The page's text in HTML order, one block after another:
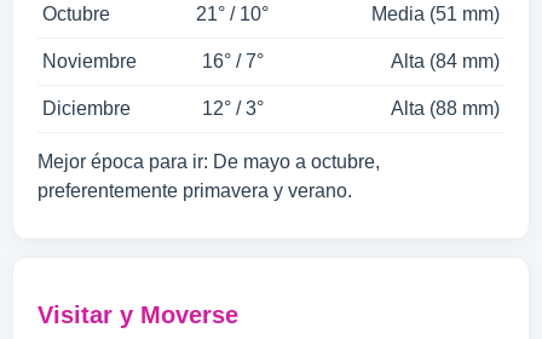
Octubre 21° / 10° Media (51 mm)
Noviembre 16° / 7° Alta (84 mm)
Diciembre 12° / 3° Alta (88 mm)
Mejor época para ir: De mayo a octubre,
preferentemente primavera y verano.
Visitar y Moverse